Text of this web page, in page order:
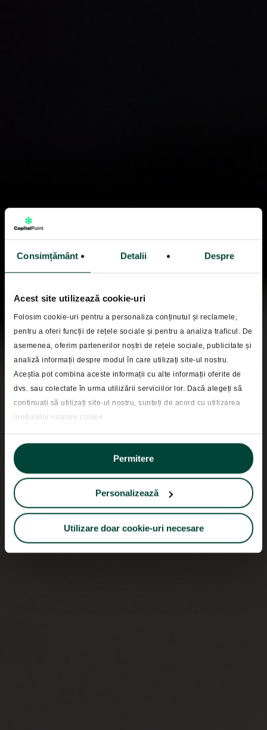
Consimțământ Detalii Despre
Acest site utilizează cookie-uri
Folosim cookie-uri pentru a personaliza conținutul și reclamele,
pentru a oferi funcții de rețele sociale și pentru a analiza traficul. De
asemenea, oferim partenerilor noștri de rețele sociale, publicitate și
analiză informații despre modul în care utilizați site-ul nostru.
Aceștia pot combina aceste informații cu alte informații oferite de
dvs. sau colectate în urma utilizării serviciilor lor. Dacă alegeți să
continuați să utilizați site-ul nostru, sunteți de acord cu utilizarea
modulelor noastre cookie.
Permitere
Personalizează
Utilizare doar cookie-uri necesare
Educatie financiara
Cele mai frecvente
greseli in investitii si
cum pot fi evitate